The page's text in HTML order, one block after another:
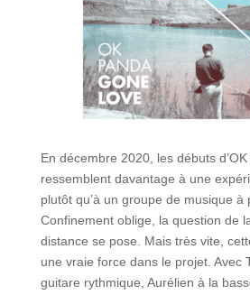
En décembre 2020, les débuts d’OK
ressemblent davantage à une
plutôt qu’à un groupe de musique à
Confinement oblige, la question de
distance se pose. Mais très vite,
une vraie force dans le projet. Avec
guitare rythmique, Aurélien à la